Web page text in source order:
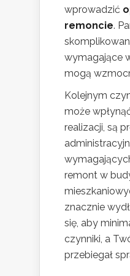
wprowadzić
remoncie.
wymagające
mogą
Kolejnym
może
realizacji, są
remont w
znacznie
się, aby
czynniki, a
przebiegał